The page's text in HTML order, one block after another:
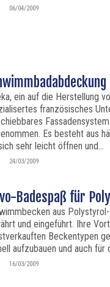
06/04/2009
ein auf die Herstellung
französisches
Es besteht aus
sehr leicht öffnen und...
24/03/2009
Badespaß für
aus
und eingeführt. Ihre
Beckentypen
aufzubauen und auch für
16/03/2009